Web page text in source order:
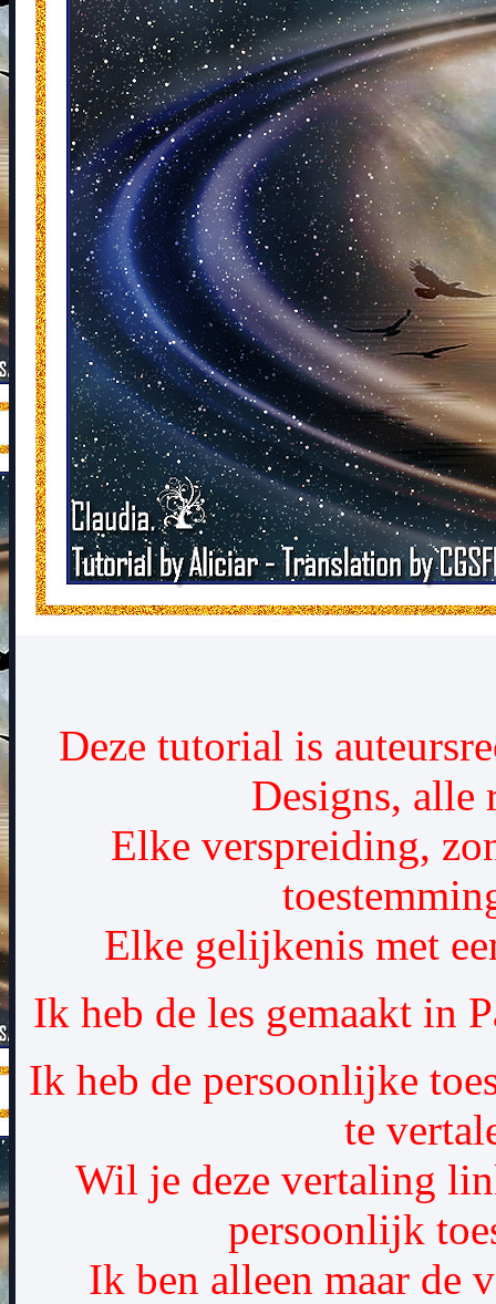
Deze tutorial is
Designs, alle
Elke verspreiding,
Elke gelijkenis met
Ik heb de les gemaakt in
Ik heb de persoonlijke
te
Wil je deze vertaling
persoonlijk
Ik ben alleen maar de